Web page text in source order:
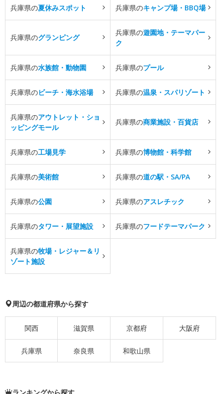
兵庫県の夏休みスポット 兵庫県のキャンプ場・BBQ場
兵庫県のグランピング
兵庫県の遊園地・テーマパー
ク
兵庫県の水族館・動物園 兵庫県のプール
兵庫県のビーチ・海水浴場 兵庫県の温泉・スパリゾート
兵庫県のアウトレット・ショ
ッピングモール
兵庫県の商業施設・百貨店
兵庫県の工場見学 兵庫県の博物館・科学館
兵庫県の美術館 兵庫県の道の駅・SA/PA
兵庫県の公園 兵庫県のアスレチック
兵庫県のタワー・展望施設 兵庫県のフードテーマパーク
兵庫県の牧場・レジャー＆リ
ゾート施設
周辺の都道府県から探す
関西 滋賀県 京都府 大阪府
兵庫県 奈良県 和歌山県